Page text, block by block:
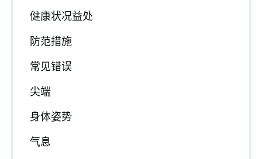
健康状况益处
防范措施
常见错误
尖端
身体姿势
气息